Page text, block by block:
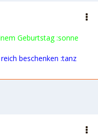
Geburtstag :sonne
beschenken :tanz